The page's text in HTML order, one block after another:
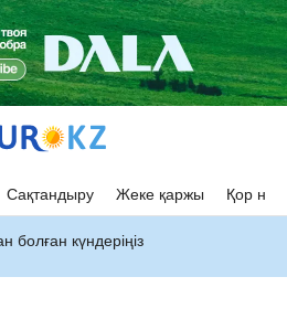
Сақтандыру Жеке қаржы Қор
болған күндеріңіз